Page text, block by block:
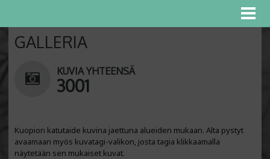
GALLERIA
KUVIA YHTEENSÄ
3001
Kuopion katutaide kuvina jaettuna alueiden mukaan. Alta pystyt
avaamaan myös kuvatagi-valikon, josta tagia klikkaamalla
näytetään sen mukaiset kuvat.